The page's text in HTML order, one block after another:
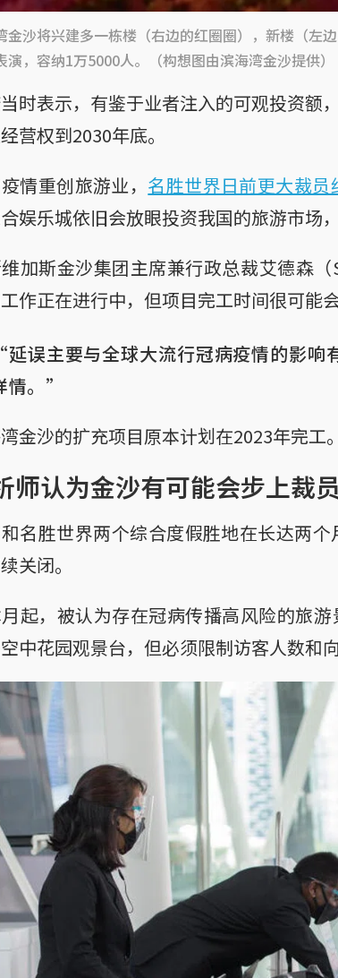
金沙将兴建多一栋楼（右边的红圈圈），新楼（左
演，容纳1万5000人。（构想图由滨海湾金沙提供）
时表示，有鉴于业者注入的可观投资额
营权到2030年底。
情重创旅游业， 名胜世界日前更大裁员
娱乐城依旧会放眼投资我国的旅游市场
加斯金沙集团主席兼行政总裁艾德森
作正在进行中，但项目完工时间很可能会
“延误主要与全球大流行冠病疫情的影
情。”
金沙的扩充项目原本计划在2023年完工。
师认为金沙有可能会步上裁
名胜世界两个综合度假胜地在长达两
关闭。
起，被认为存在冠病传播高风险的旅
中花园观景台，但必须限制访客人数和